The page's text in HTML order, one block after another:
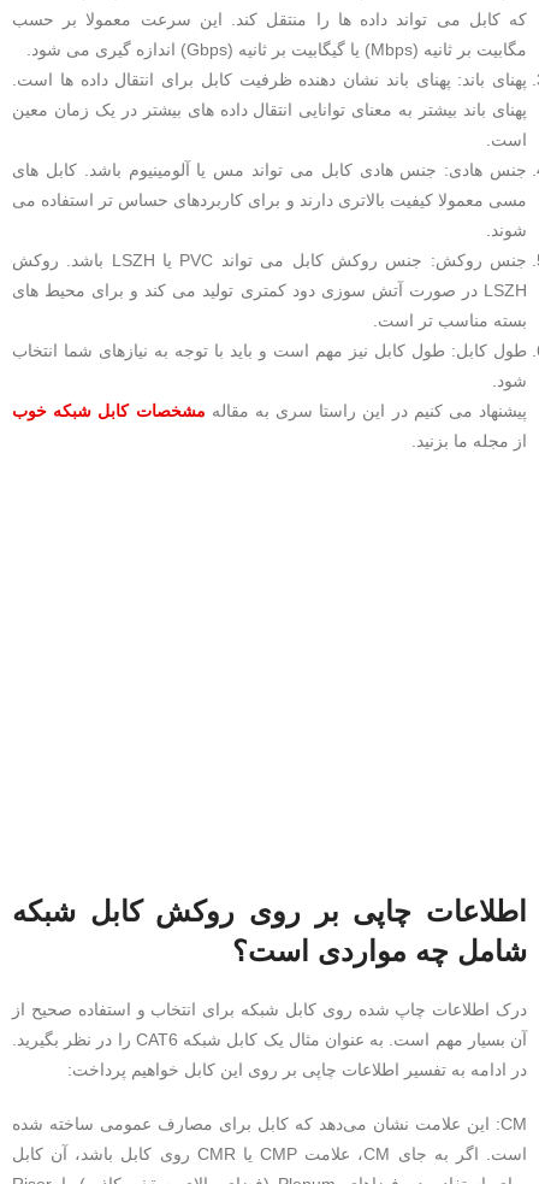
که کابل می تواند داده ها را منتقل کند. این سرعت معمولا بر حسب
مگابیت بر ثانیه (Mbps) یا گیگابیت بر ثانیه (Gbps) اندازه گیری می شود.
پهنای باند: پهنای باند نشان دهنده ظرفیت کابل برای انتقال داده ها است.
پهنای باند بیشتر به معنای توانایی انتقال داده های بیشتر در یک زمان معین
است.
جنس هادی: جنس هادی کابل می تواند مس یا آلومینیوم باشد. کابل های
مسی معمولا کیفیت بالاتری دارند و برای کاربردهای حساس تر استفاده می
شوند.
جنس روکش: جنس روکش کابل می تواند PVC یا LSZH باشد. روکش
LSZH در صورت آتش سوزی دود کمتری تولید می کند و برای محیط های
بسته مناسب تر است.
طول کابل: طول کابل نیز مهم است و باید با توجه به نیازهای شما انتخاب
شود.
پیشنهاد می کنیم در این راستا سری به مقاله مشخصات کابل شبکه خوب
از مجله ما بزنید.
اطلاعات چاپی بر روی روکش کابل شبکه
شامل چه مواردی است؟
درک اطلاعات چاپ شده روی کابل شبکه برای انتخاب و استفاده صحیح از
آن بسیار مهم است. به عنوان مثال یک کابل شبکه CAT6 را در نظر بگیرید.
در ادامه به تفسیر اطلاعات چاپی بر روی این کابل خواهیم پرداخت:
CM: این علامت نشان می‌دهد که کابل برای مصارف عمومی ساخته شده
است. اگر به جای CM، علامت CMP یا CMR روی کابل باشد، آن کابل